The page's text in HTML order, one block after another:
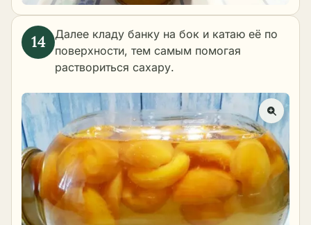
Далее кладу банку на бок и катаю её по
поверхности, тем самым помогая
раствориться сахару.